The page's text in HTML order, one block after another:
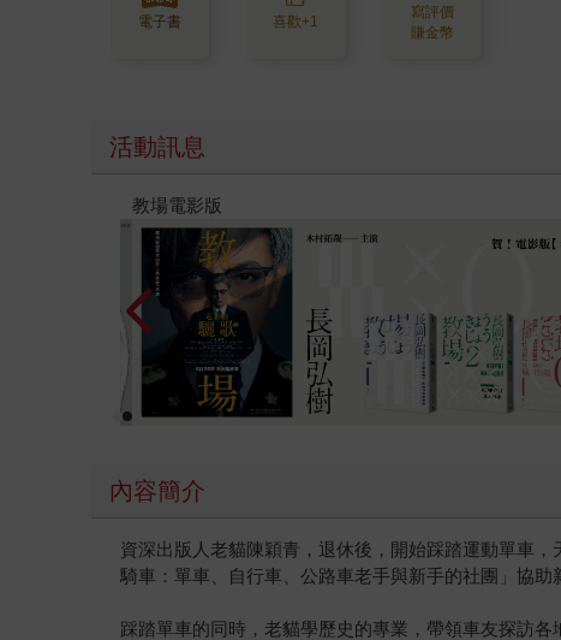
電子書 喜歡+1
寫評價
賺金幣
活動訊息
時報經典展69折起
內容簡介
資深出版人老貓陳穎青，退休後，開始踩踏運動單車
騎車：單車、自行車、公路車老手與新手的社團」協助
踩踏單車的同時，老貓學歷史的專業，帶領車友探訪